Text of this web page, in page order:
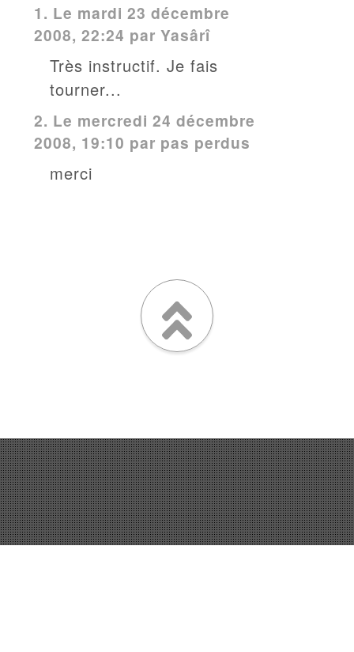
1. Le mardi 23 décembre
2008, 22:24 par Yasârî
Très instructif. Je fais
tourner...
2. Le mercredi 24 décembre
2008, 19:10 par pas perdus
merci